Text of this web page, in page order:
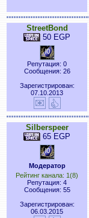
StreetBond
50 EGP
Репутация: 0
Сообщения: 26
Зарегистрирован:
07.10.2013
Silberspeer
65 EGP
Модератор
Рейтинг канала: 1(8)
Репутация: 4
Сообщения: 55
Зарегистрирован:
06.03.2015